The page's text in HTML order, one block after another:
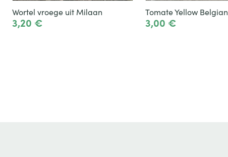
Wortel vroege uit Milaan
3,20 €
Tomate Yellow Belgian
3,00 €